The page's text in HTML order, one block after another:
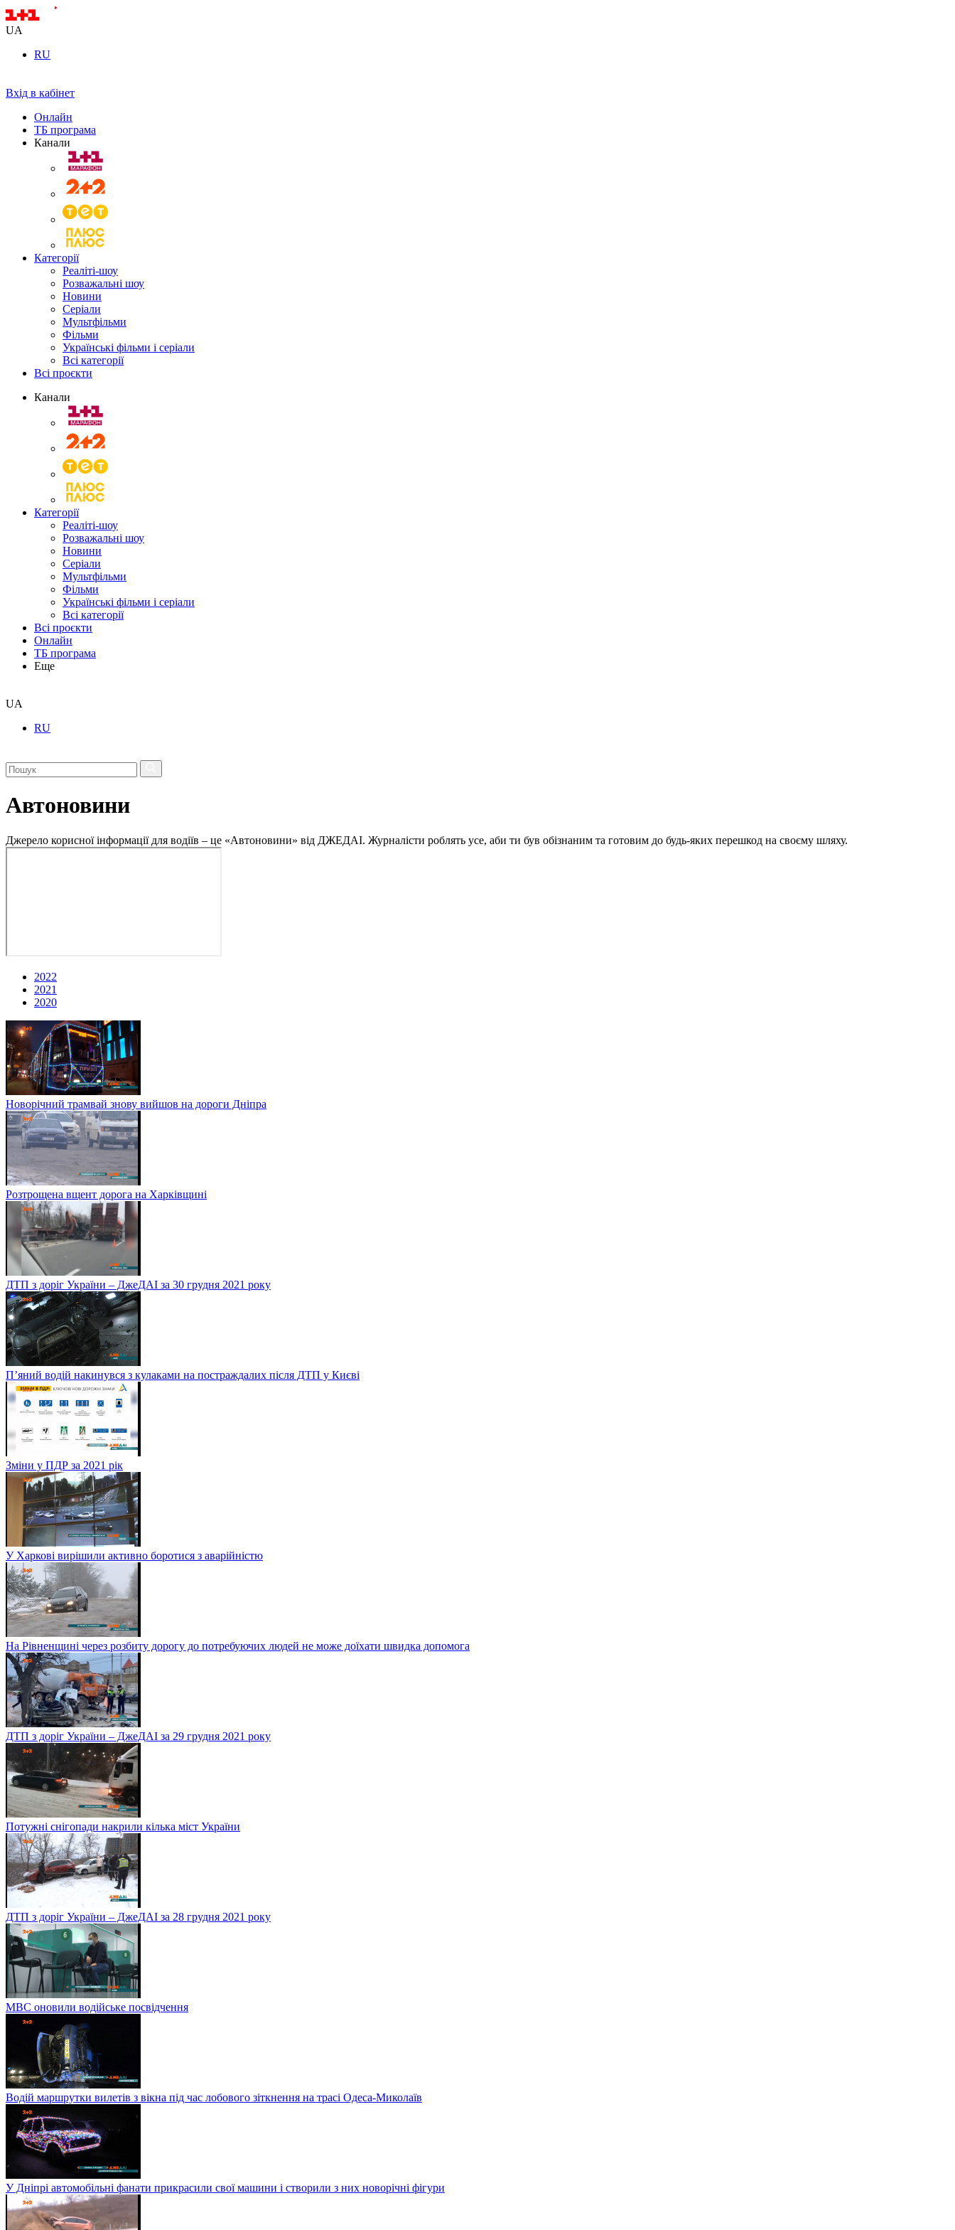
UA
RU
Вхід в кабінет
Онлайн
ТБ програма
Канали
Категорії
Реаліті-шоу
Розважальні шоу
Новини
Серіали
Мультфільми
Фільми
Українські фільми і серіали
Всі категорії
Всі проєкти
Канали
Категорії
Реаліті-шоу
Розважальні шоу
Новини
Серіали
Мультфільми
Фільми
Українські фільми і серіали
Всі категорії
Всі проєкти
Онлайн
ТБ програма
Еще
UA
RU
Автоновини
Джерело корисної інформації для водіїв – це «Автоновини» від ДЖЕДАІ. Журналісти роблять усе, аби ти був обізнаним та готовим до будь-яких перешкод на своєму шляху.
2022
2021
2020
Новорічний трамвай знову вийшов на дороги Дніпра
Розтрощена вщент дорога на Харківщині
ДТП з доріг України – ДжеДАІ за 30 грудня 2021 року
П’яний водій накинувся з кулаками на постраждалих після ДТП у Києві
Зміни у ПДР за 2021 рік
У Харкові вирішили активно боротися з аварійністю
На Рівненщині через розбиту дорогу до потребуючих людей не може доїхати швидка допомога
ДТП з доріг України – ДжеДАІ за 29 грудня 2021 року
Потужні снігопади накрили кілька міст України
ДТП з доріг України – ДжеДАІ за 28 грудня 2021 року
МВС оновили водійське посвідчення
Водій маршрутки вилетів з вікна під час лобового зіткнення на трасі Одеса-Миколаїв
У Дніпрі автомобільні фанати прикрасили свої машини і створили з них новорічні фігури